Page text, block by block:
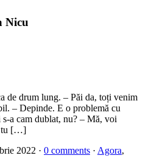
Nicu
de drum lung. – Păi da, toți venim
– Depinde. E o problemă cu
a cam dublat, nu? – Mă, voi
tu […]
2022 · 0 comments · Agora,